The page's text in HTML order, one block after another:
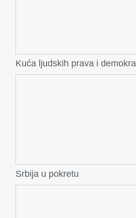
Kuća ljudskih prava i
Srbija u pokretu